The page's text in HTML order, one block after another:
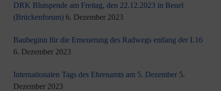
DRK Blutspende am Freitag, den 22.12.2023 in Beuel
(Brückenforum) 6. Dezember 2023
Baubeginn für die Erneuerung des Radwegs entlang der L16
6. Dezember 2023
Internationalen Tags des Ehrenamts am 5. Dezember 5.
Dezember 2023